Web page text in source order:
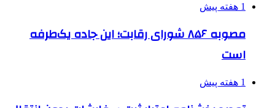
1 هفته پیش
مصوبه ۸۵۶ شورای رقابت؛ این جاده یک‌طرفه
است
1 هفته پیش